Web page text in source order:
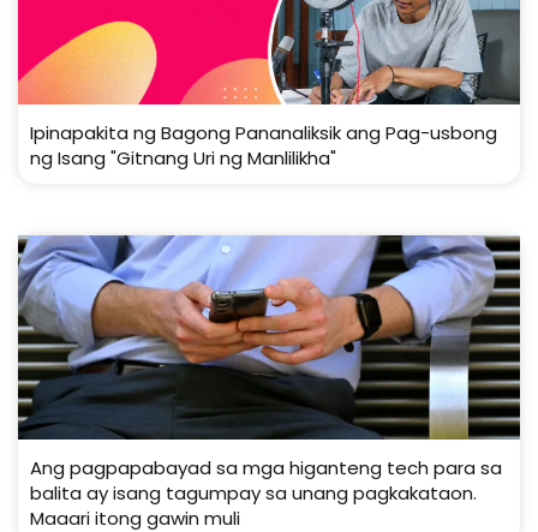
Ipinapakita ng Bagong Pananaliksik ang Pag-usbong
ng Isang "Gitnang Uri ng Manlilikha"
Ang pagpapabayad sa mga higanteng tech para sa
balita ay isang tagumpay sa unang pagkakataon.
Maaari itong gawin muli